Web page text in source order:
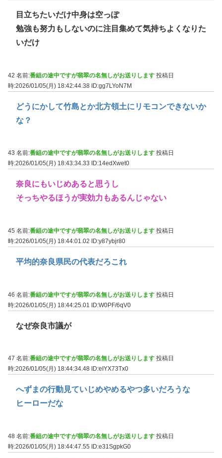
目立ちたいだけ中身は空っぽ
勉強も努力もしないのに注目集めて気持ちよくなりた
いだけ
42 名前:番組の途中ですが翡翠の名無しがお送りします 投稿日
時:2026/01/05(月) 18:42:44.38 ID:gg7LYoN7M
どうにかして竹島とか北方領土にリモコンできないか
な？
43 名前:番組の途中ですが翡翠の名無しがお送りします 投稿日
時:2026/01/05(月) 18:43:34.33
ID:14edXwet0
奈良にもいじめあると思うし
そっちやるほうが実効力もあるんじゃない
45 名前:番組の途中ですが翡翠の名無しがお送りします 投稿日
時:2026/01/05(月) 18:44:01.02
ID:y87ybjr80
平均的奈良県民の代表だろこれ
46 名前:番組の途中ですが翡翠の名無しがお送りします 投稿日
時:2026/01/05(月) 18:44:25.01 ID:W0PF/6qV0
なぜ奈良市議が
47 名前:番組の途中ですが翡翠の名無しがお送りします 投稿日
時:2026/01/05(月) 18:44:34.48 ID:eIYX73Tx0
へずまの行動見ていじめやめるやつ多いだろうな
ヒーローだな
48 名前:番組の途中ですが翡翠の名無しがお送りします 投稿日
時:2026/01/05(月) 18:44:47.55 ID:e31SgpkG0